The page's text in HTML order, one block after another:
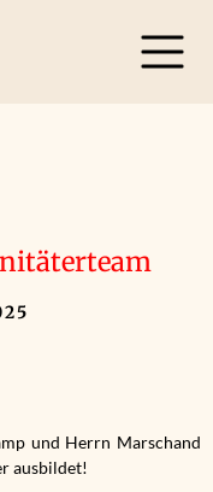
und Herrn Marschand
ausbildet!